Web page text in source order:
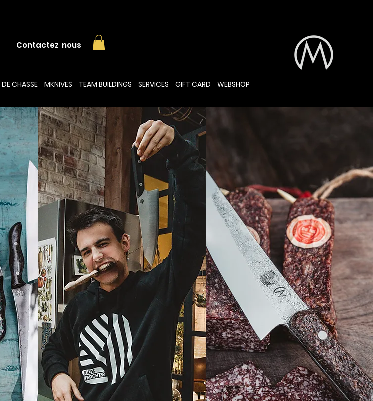
Contactez nous
CHASSE MKNIVES TEAM BUILDINGS SERVICES GIFT CARD WEBSHOP